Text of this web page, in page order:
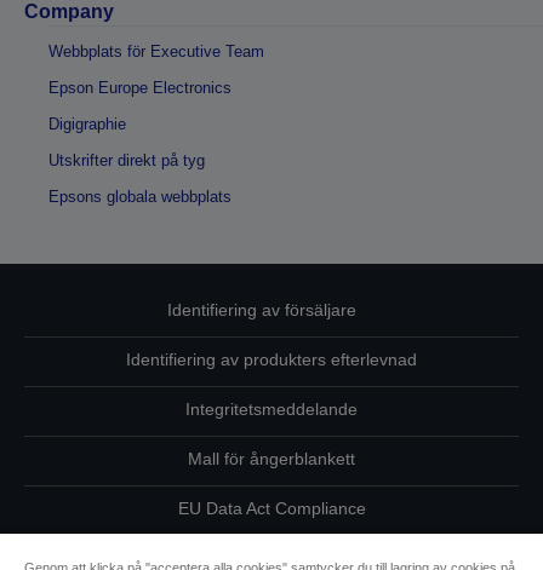
Company
Webbplats för Executive Team
Epson Europe Electronics
Digigraphie
Utskrifter direkt på tyg
Epsons globala webbplats
Identifiering av försäljare
Identifiering av produkters efterlevnad
Integritetsmeddelande
Mall för ångerblankett
EU Data Act Compliance
Kontakta oss angående dina uppgifter